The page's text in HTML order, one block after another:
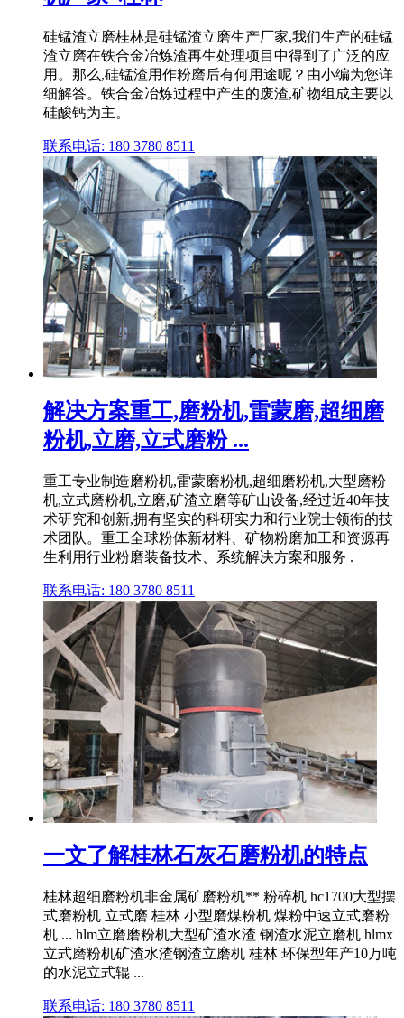
硅锰渣立磨桂林是硅锰渣立磨生产厂家,我们生产的硅锰
渣立磨在铁合金冶炼渣再生处理项目中得到了广泛的应
用。那么,硅锰渣用作粉磨后有何用途呢？由小编为您详
细解答。铁合金冶炼过程中产生的废渣,矿物组成主要以
硅酸钙为主。
联系电话: 180 3780 8511
解决方案重工,磨粉机,雷蒙磨,超细磨
粉机,立磨,立式磨粉 ...
重工专业制造磨粉机,雷蒙磨粉机,超细磨粉机,大型磨粉
机,立式磨粉机,立磨,矿渣立磨等矿山设备,经过近40年技
术研究和创新,拥有坚实的科研实力和行业院士领衔的技
术团队。重工全球粉体新材料、矿物粉磨加工和资源再
生利用行业粉磨装备技术、系统解决方案和服务 .
联系电话: 180 3780 8511
一文了解桂林石灰石磨粉机的特点
桂林超细磨粉机非金属矿磨粉机** 粉碎机 hc1700大型摆
式磨粉机 立式磨 桂林 小型磨煤粉机 煤粉中速立式磨粉
机 ... hlm立磨磨粉机大型矿渣水渣 钢渣水泥立磨机 hlmx
立式磨粉机矿渣水渣钢渣立磨机 桂林 环保型年产10万吨
的水泥立式辊 ...
联系电话: 180 3780 8511